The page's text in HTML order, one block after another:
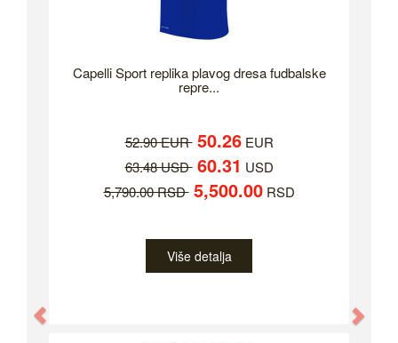
Capelli Sport replika plavog dresa fudbalske
repre...
52.90 EUR 50.26EUR
63.48 USD 60.31 USD
5,790.00 RSD 5,500.00RSD
Više detalja